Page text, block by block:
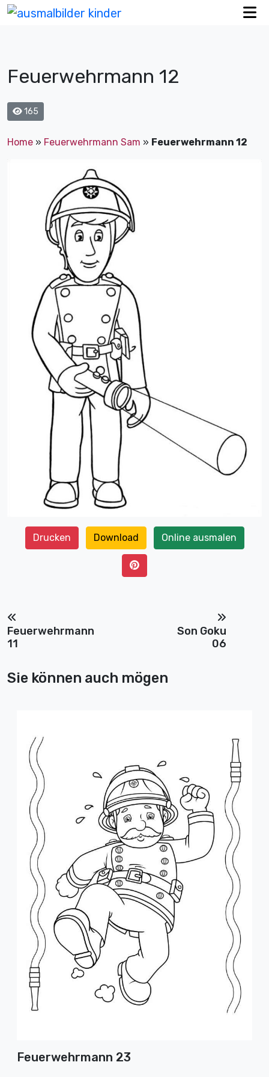
Feuerwehrmann 12
165
Home » Feuerwehrmann Sam » Feuerwehrmann 12
Drucken Download Online ausmalen
Feuerwehrmann
11
Son Goku
06
Sie können auch mögen
Feuerwehrmann 23